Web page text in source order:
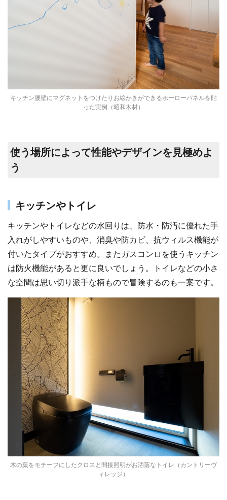
キッチン腰壁にマグネットをつけたりお絵かきができるホーローパネルを貼
った実例（昭和木材）
使う場所によって性能やデザインを見極めよ
う
キッチンやトイレ
キッチンやトイレなどの水回りは、防水・防汚に優れた手
入れがしやすいものや、消臭や防カビ、抗ウィルス機能が
付いたタイプがおすすめ。またガスコンロを使うキッチン
は防火機能があると更に良いでしょう。トイレなどの小さ
な空間は思い切り派手な柄もので冒険するのも一案です。
木の葉をモチーフにしたクロスと間接照明がお洒落なトイレ（カントリーヴ
ィレッジ）